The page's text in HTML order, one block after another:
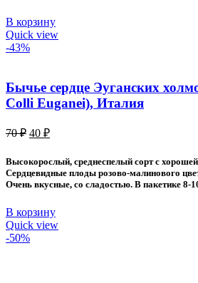
В корзину
Quick view
-43%
Бычье сердце Эуганских
Colli Euganei), Италия
70₽ Первоначальная
составляла
70 ₽.
40 ₽Текущая
40 ₽.
Высокорослый, среднеспелый сорт с
Сердцевидные плоды розово-малинового
Очень вкусные, со сладостью. В пакетике 8-
В корзину
Quick view
-50%